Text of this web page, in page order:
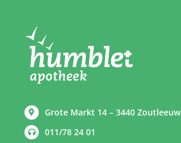
Grote Markt 14 – 3440 Zoutleeuw
011/78 24 01